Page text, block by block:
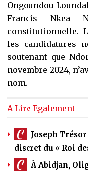
Ongoundou
Francis Nkea
constitutionnelle.
les candidatures
soutenant que
novembre 2024,
nom.
A Lire Egalement
Joseph
discret du « Roi
À Abidjan,